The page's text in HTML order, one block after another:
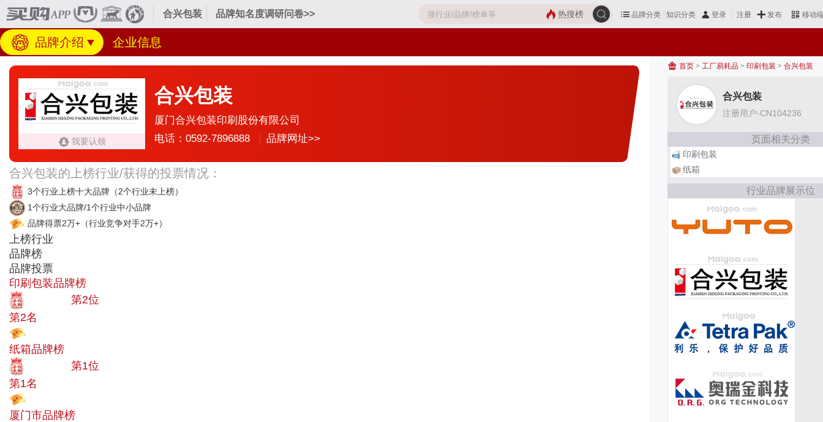
合兴包装 品牌知名度调研问卷>> 品牌分类 知识分类 登录 注册 发布 移动
热搜榜
品牌介绍 企业信息
我要认领
合兴包装
厦门合兴包装印刷股份有限公司
电话：0592-7896888
品牌网址>>
合兴包装的上榜行业/获得的投票情况：
3个行业上榜十大品牌 （2个行业未上榜）
1个行业大品牌/1个行业中小品牌
品牌得票2万+ （行业竞争对手2万+）
上榜行业
品牌榜
品牌投票
印刷包装品牌榜
第2位
第2名
纸箱品牌榜
第1位
第1名
厦门市品牌榜
首页 > 工厂易耗品 > 印刷包装 > 合兴包装
合兴包装
注册用户-CN104236
页面相关分类
印刷包装
纸箱
行业品牌展示位